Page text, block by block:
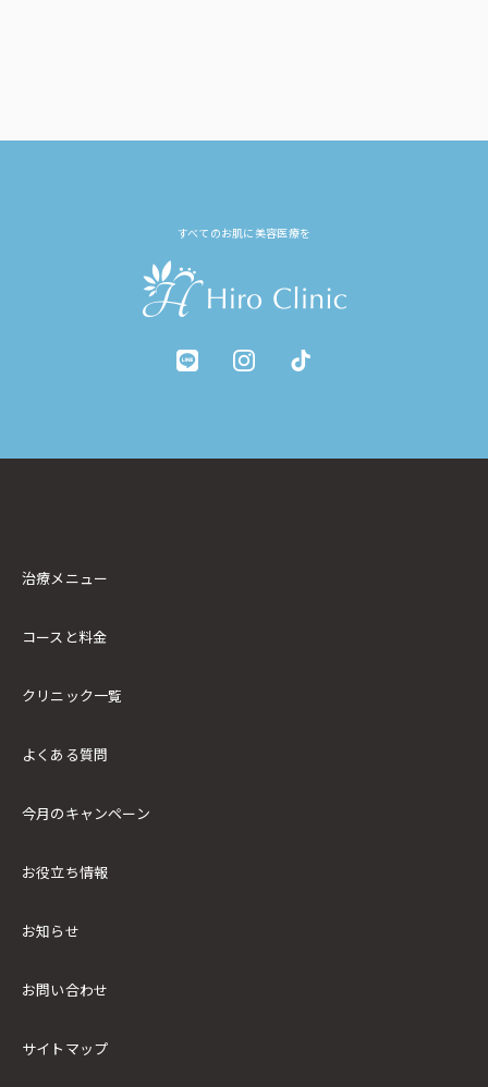
すべてのお肌に美容医療を
治療メニュー
コースと料金
クリニック一覧
よくある質問
今月のキャンペーン
お役立ち情報
お知らせ
お問い合わせ
サイトマップ